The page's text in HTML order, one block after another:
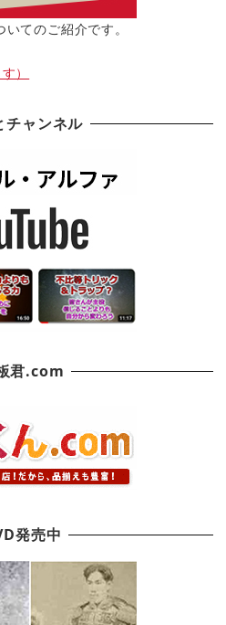
てのご紹介です。
）
チャンネル
君.com
発売中